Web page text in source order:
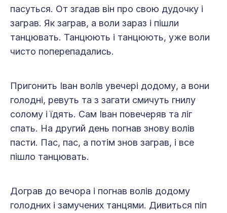
пасуться. От згадав він про свою дудочку і
заграв. Як заграв, а воли зараз і пішли
танцювать. Танцюють і танцюють, уже воли
чисто поперепадались.
Пригонить Іван волів увечері додому, а вони
голодні, ревуть та з загати смичуть гнилу
солому і їдять. Сам Іван повечеряв та ліг
спать. На другий день погнав знову волів
пасти. Пас, пас, а потім знов заграв, і все
пішло танцювать.
Дограв до вечора і погнав волів додому
голодних і замучених танцями. Дивиться піп